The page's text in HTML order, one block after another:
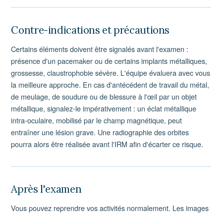
Contre-indications et précautions
Certains éléments doivent être signalés avant l'examen :
présence d'un pacemaker ou de certains implants métalliques,
grossesse, claustrophobie sévère. L'équipe évaluera avec vous
la meilleure approche. En cas d'antécédent de travail du métal,
de meulage, de soudure ou de blessure à l'œil par un objet
métallique, signalez-le impérativement : un éclat métallique
intra-oculaire, mobilisé par le champ magnétique, peut
entraîner une lésion grave. Une radiographie des orbites
pourra alors être réalisée avant l'IRM afin d'écarter ce risque.
Après l'examen
Vous pouvez reprendre vos activités normalement. Les images